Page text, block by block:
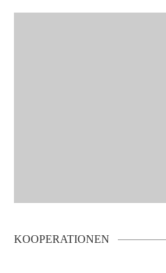
KOOPERATIONEN